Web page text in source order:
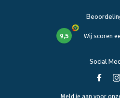
9,5 Wij scoren
Social
Meld je aan voor